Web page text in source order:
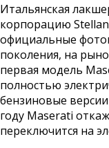
Итальянская
корпорацию
официальные
поколения, на
первая модель
полностью
бензиновые
году Maserati
переключится на